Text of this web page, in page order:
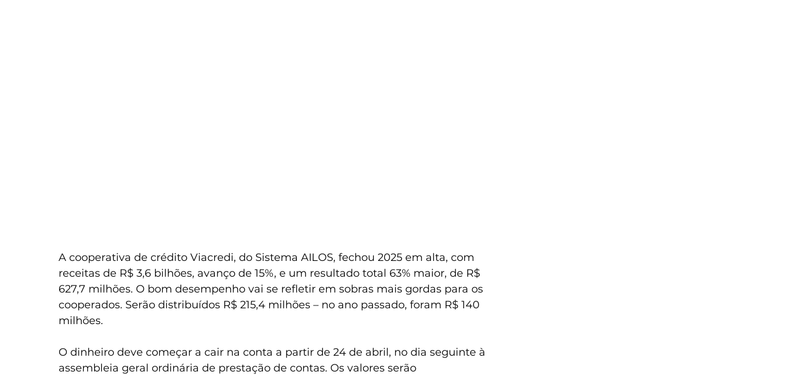
A cooperativa de crédito Viacredi, do Sistema AILOS, fechou 2025 em alta, com
receitas de R$ 3,6 bilhões, avanço de 15%, e um resultado total 63% maior, de R$
627,7 milhões. O bom desempenho vai se refletir em sobras mais gordas para os
cooperados. Serão distribuídos R$ 215,4 milhões – no ano passado, foram R$ 140
milhões.
O dinheiro deve começar a cair na conta a partir de 24 de abril, no dia seguinte à
assembleia geral ordinária de prestação de contas. Os valores serão